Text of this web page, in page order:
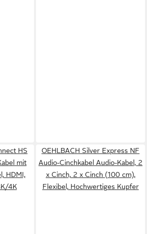
HS
mit
HDMI,
4K
OEHLBACH Silver Express NF
Audio-Cinchkabel Audio-Kabel, 2
x Cinch, 2 x Cinch (100 cm),
Flexibel, Hochwertiges Kupfer